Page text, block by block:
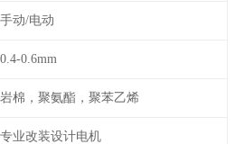
手动/电动
0.4-0.6mm
岩棉，聚氨酯，聚苯乙烯
专业改装设计电机